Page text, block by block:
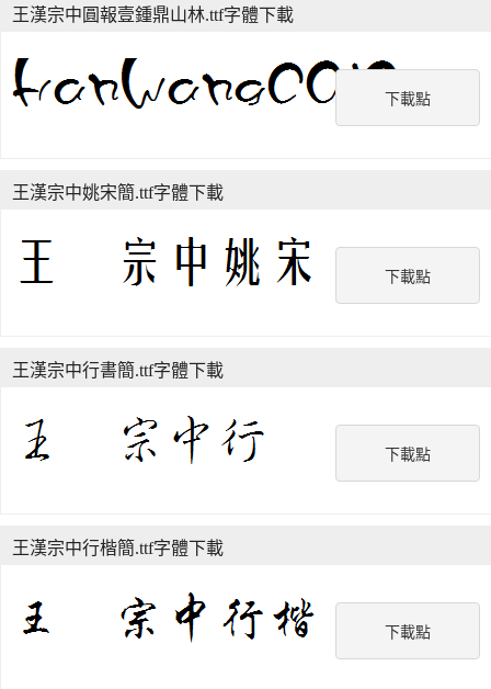
下載點
王漢宗中圓報壹鍾鼎山林.ttf字體下載
下載點
王漢宗中姚宋簡.ttf字體下載
下載點
王漢宗中行書簡.ttf字體下載
下載點
王漢宗中行楷簡.ttf字體下載